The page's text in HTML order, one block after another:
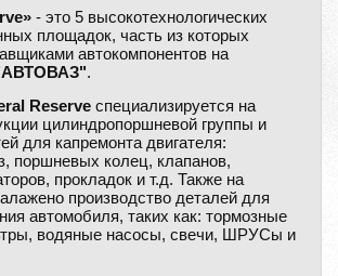
- это 5 высокотехнологических
площадок, часть из которых
автокомпонентов на
.
Reserve специализируется на
цилиндропоршневой группы и
для капремонта двигателя:
поршневых колец, клапанов,
прокладок и т.д. Также на
производство деталей для
автомобиля, таких как: тормозные
водяные насосы, свечи, ШРУСы и